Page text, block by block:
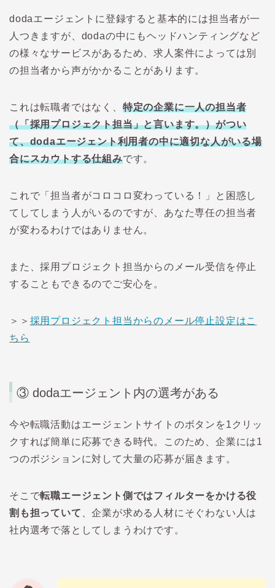
dodaエージェントに登録すると基本的には担当者が一
人つきますが、 dodaの中にもヘッドハンティングなど
の様々なサービスがあるため、求人案件によっては別
の担当者から声がかかることがあります。
これは転職者ではなく、 特定の企業に一人の担当者
（「採用プロジェクト担当」と言います。）がつい
て、dodaエージェント利用者の中に適切な人がいる場
合にスカウトする仕組みです。
これで「担当者がコロコロ変わっている！」と困惑し
てしてしまう人がいるのですが、あなた専任の担当者
が変わるわけではありません。
また、採用プロジェクト担当からのメール受信を停止
することもできるのでご安心を。
＞＞ 採用プロジェクト担当からのメール停止設定はこ
ちら
③ dodaエージェント内の選考がある
今や転職活動はエージェントサイトのボタンを1 クリッ
クすれば簡単に応募できる時代。このため、企業には1
つのポジションに対して大量の応募が届きます。
そこで転職エージェント側ではフィルターをかける役
割も担っていて 、企業が求める人材にそぐわない人は
社内選考で落としてしまうわけです。